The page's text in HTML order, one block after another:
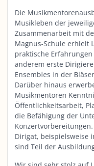
Die
Musikleben der
Zusammenarbeit mit
Magnus-Schule erhielt
praktische
anderem erste
Ensembles in der
Darüber hinaus
Musikmentoren
Öffentlichkeitsarbeit,
die Befähigung der
Dirigat, beispielsweise
sind Teil der